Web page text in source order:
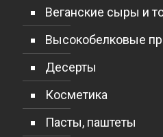
Веганские сыры и
Высокобелковые
Десерты
Косметика
Пасты, паштеты